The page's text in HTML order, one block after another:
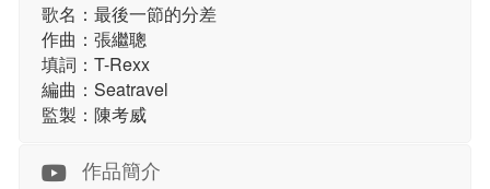
歌名：最後一節的分差
作曲：張繼聰
填詞：T-Rexx
編曲：Seatravel
監製：陳考威
作品簡介